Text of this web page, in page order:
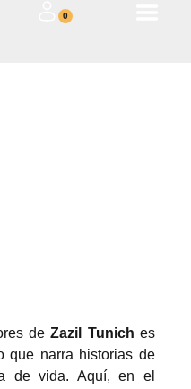
0
Flora y
deZazil Tunich es
que narra historias de
de vida. Aquí, en el